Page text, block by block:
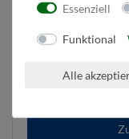
Kontaktieren Sie
Essenziell
Funktional
Alle